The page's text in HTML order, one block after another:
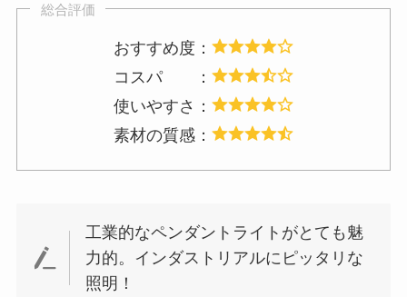
総合評価
おすすめ度：
コスパ ：
使いやすさ：
素材の質感：
工業的なペンダントライトがとても魅
力的。インダストリアルにピッタリな
照明！